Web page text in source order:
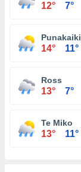
12° 7°
Punakaiki
14° 11°
Ross
13° 7°
Te Miko
13° 11°